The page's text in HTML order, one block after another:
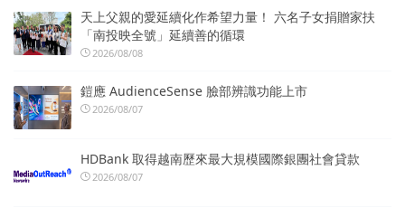
天上父親的愛延續化作希望力量！ 六名子女捐贈家扶
「南投映全號」延續善的循環
2026/08/08
鎧應 AudienceSense 臉部辨識功能上市
2026/08/07
HDBank 取得越南歷來最大規模國際銀團社會貸款
2026/08/07